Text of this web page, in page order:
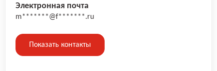
Электронная почта
m*******@f*******.ru
Показать контакты